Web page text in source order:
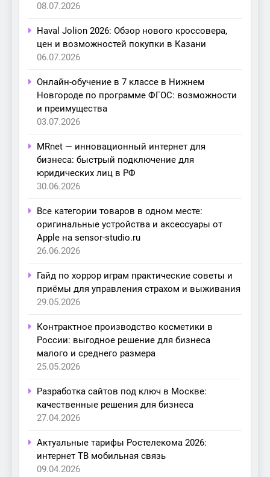
08.07.2026
Haval Jolion 2026: Обзор нового кроссовера,
цен и возможностей покупки в Казани
06.07.2026
Онлайн-обучение в 7 классе в Нижнем
Новгороде по программе ФГОС: возможности
и преимущества
03.07.2026
MRnet — инновационный интернет для
бизнеса: быстрый подключение для
юридических лиц в РФ
30.06.2026
Все категории товаров в одном месте:
оригинальные устройства и аксессуары от
Apple на sensor-studio.ru
26.06.2026
Гайд по хоррор играм практические советы и
приёмы для управления страхом и выживания
29.05.2026
Контрактное производство косметики в
России: выгодное решение для бизнеса
малого и среднего размера
25.05.2026
Разработка сайтов под ключ в Москве:
качественные решения для бизнеса
27.04.2026
Актуальные тарифы Ростелекома 2026:
интернет ТВ мобильная связь
09.04.2026